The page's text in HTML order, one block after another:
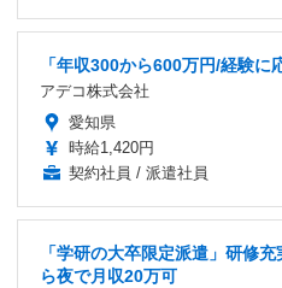
「年収300から600万円/経験
アデコ株式会社
愛知県
時給1,420円
契約社員 / 派遣社員
「学研の大卒限定派遣」研修
ら夜で月収20万可